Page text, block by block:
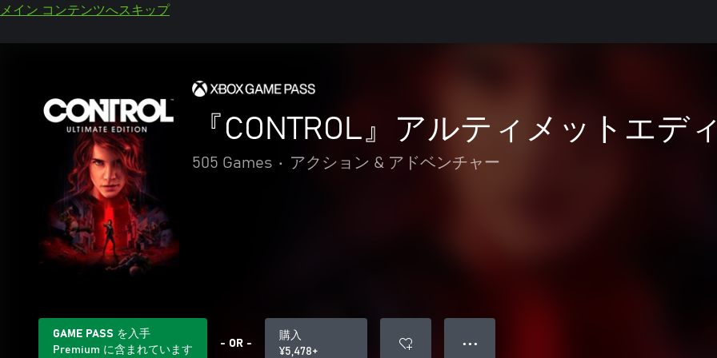
メイン コンテンツへスキップ
『CONTROL』アルティメットエデ
505 Games • アクション & アドベンチャー
GAME PASS を入手
Premium に含まれています
- OR -
購入
¥5,478+
● ● ●